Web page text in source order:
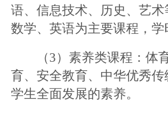
语、信息技术、历史、艺术
数学、英语为主要课程，学
（3）素养类课程 ：体
育、安全教育、中华优秀
学生全面发展的素养。